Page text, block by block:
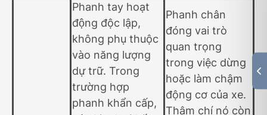
Phanh tay hoạt
động độc lập,
không phụ thuộc
vào năng lượng
dự trữ. Trong
trường hợp
phanh khẩn cấp,
Phanh chân
đóng vai trò
quan trọng
trong việc dừng
hoặc làm chậm
động cơ của xe.
Thậm chí nó còn